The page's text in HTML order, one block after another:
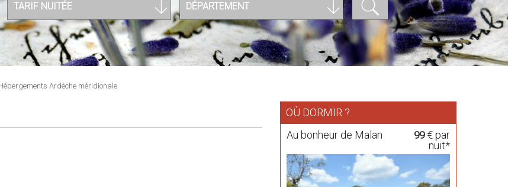
TARIF NUITÉE DÉPARTEMENT
Ardèche méridionale
OÙ DORMIR ?
Au bonheur de Malan
99€ par
nuit*